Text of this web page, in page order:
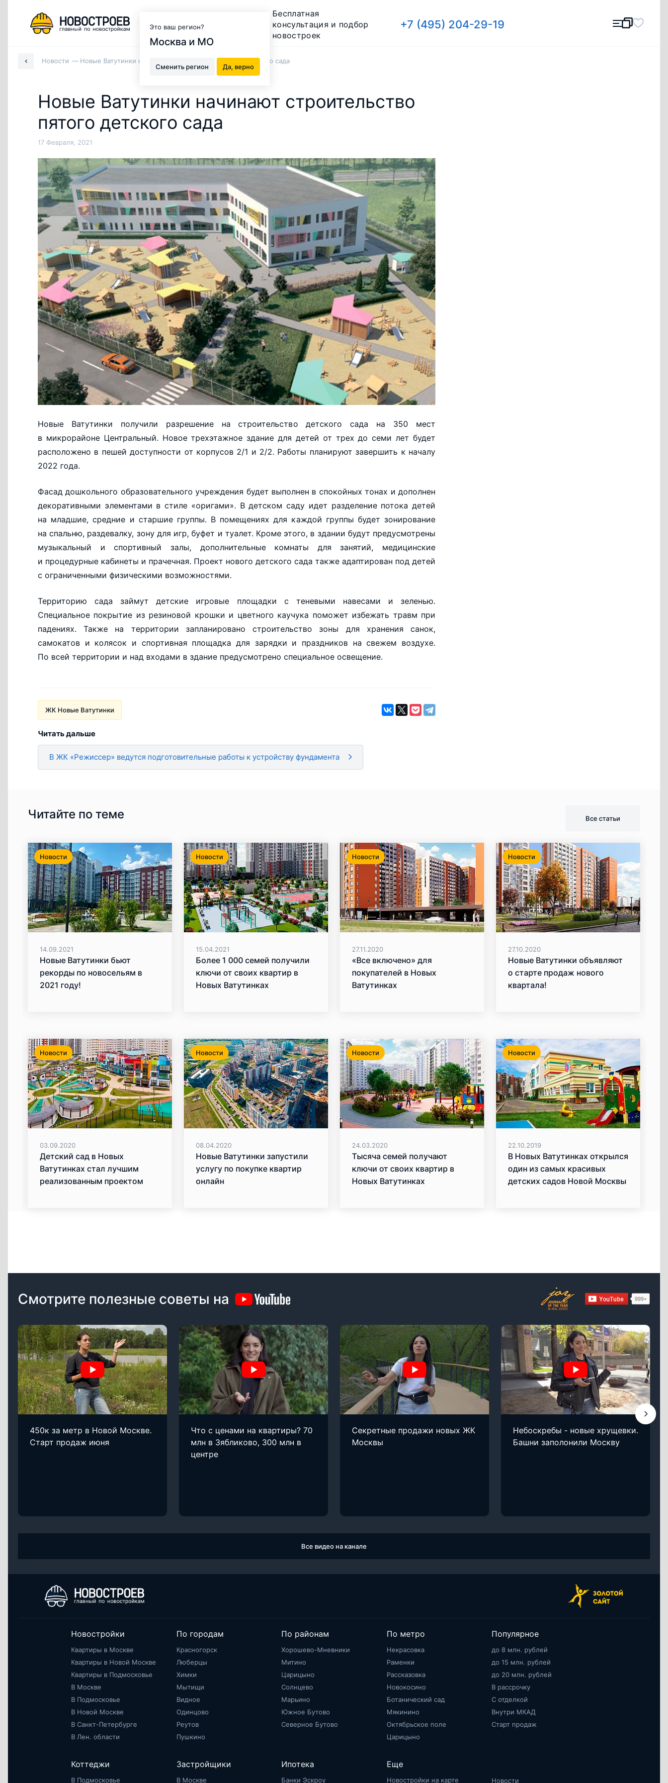
Это ваш регион?
Москва и МО
Сменить регион Да, верно
Бесплатная
консультация и подбор
новостроек
+7 (495) 204-29-19
Новости Новые Ватутинки начинают строительство пятого детского сада
Новые Ватутинки начинают строительство
пятого детского сада
17 Февраля, 2021
Новые Ватутинки получили разрешение на строительство детского сада на 350 мест
в микрорайоне Центральный. Новое трехэтажное здание для детей от трех до семи лет будет
расположено в пешей доступности от корпусов 2/1 и 2/2. Работы планируют завершить к началу
2022 года.
Фасад дошкольного образовательного учреждения будет выполнен в спокойных тонах и дополнен
декоративными элементами в стиле «оригами». В детском саду идет разделение потока детей
на младшие, средние и старшие группы. В помещениях для каждой группы будет зонирование
на спальню, раздевалку, зону для игр, буфет и туалет. Кроме этого, в здании будут предусмотрены
музыкальный и спортивный залы, дополнительные комнаты для занятий, медицинские
и процедурные кабинеты и прачечная. Проект нового детского сада также адаптирован под детей
с ограниченными физическими возможностями.
Территорию сада займут детские игровые площадки с теневыми навесами и зеленью.
Специальное покрытие из резиновой крошки и цветного каучука поможет избежать травм при
падениях. Также на территории запланировано строительство зоны для хранения санок,
самокатов и колясок и спортивная площадка для зарядки и праздников на свежем воздухе.
По всей территории и над входами в здание предусмотрено специальное освещение.
ЖК Новые Ватутинки
Читать дальше
В ЖК «Режиссер» ведутся подготовительные работы к устройству фундамента
Читайте по теме Все статьи
Новости
14.09.2021
Новые Ватутинки бьют
рекорды по новосельям в
2021 году!
Новости
15.04.2021
Более 1 000 семей получили
ключи от своих квартир в
Новых Ватутинках
Новости
27.11.2020
«Все включено» для
покупателей в Новых
Ватутинках
Новости
27.10.2020
Новые Ватутинки объявляют
о старте продаж нового
квартала!
Новости
03.09.2020
Детский сад в Новых
Ватутинках стал лучшим
реализованным проектом
Новости
08.04.2020
Новые Ватутинки запустили
услугу по покупке квартир
онлайн
Новости
24.03.2020
Тысяча семей получают
ключи от своих квартир в
Новых Ватутинках
Новости
22.10.2019
В Новых Ватутинках открылся
один из самых красивых
детских садов Новой Москвы
Смотрите полезные советы на
450к за метр в Новой Москве.
Старт продаж июня
Что с ценами на квартиры? 70
млн в Зябликово, 300 млн в
центре
Секретные продажи новых ЖК
Москвы
Небоскребы - новые хрущевки.
Башни заполонили Москву
Все видео на канале
Новостройки
Квартиры в Москве
Квартиры в Новой Москве
Квартиры в Подмосковье
В Москве
В Подмосковье
В Новой Москве
В Санкт-Петербурге
В Лен. области
По городам
Красногорск
Люберцы
Химки
Мытищи
Видное
Одинцово
Реутов
Пушкино
По районам
Хорошево-Мневники
Митино
Царицыно
Солнцево
Марьино
Южное Бутово
Северное Бутово
По метро
Некрасовка
Раменки
Рассказовка
Новокосино
Ботанический сад
Мякинино
Октябрьское поле
Царицыно
Популярное
до 8 млн. рублей
до 15 млн. рублей
до 20 млн. рублей
В рассрочку
С отделкой
Внутри МКАД
Старт продаж
Коттеджи
В Подмосковье
Застройщики
В Москве
Ипотека
Банки Эскроу
Еще
Новостройки на карте Новости